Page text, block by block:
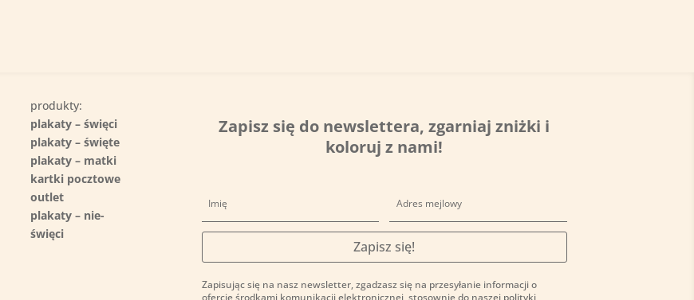
produkty:
plakaty – święci
plakaty – święte
plakaty – matki
kartki pocztowe
outlet
plakaty – nie-
święci
Zapisz się do newslettera, zgarniaj zniżki i
koloruj z nami!
Zapisz się!
Zapisując się na nasz newsletter, zgadzasz się na przesyłanie informacji o
ofercie środkami komunikacji elektronicznej, stosownie do naszej polityki